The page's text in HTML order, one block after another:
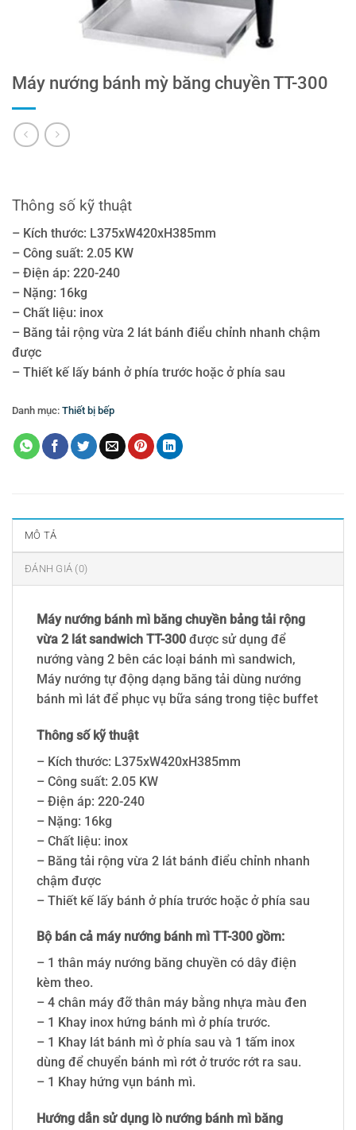
Máy nướng bánh mỳ băng chuyền TT-300
Thông số kỹ thuật
– Kích thước: L375xW420xH385mm
– Công suất: 2.05 KW
– Điện áp: 220-240
– Nặng: 16kg
– Chất liệu: inox
– Băng tải rộng vừa 2 lát bánh điểu chỉnh nhanh chậm
được
– Thiết kế lấy bánh ở phía trước hoặc ở phía sau
Danh mục: Thiết bị bếp
MÔ TẢ
ĐÁNH GIÁ (0)
Máy nướng bánh mì băng chuyền bảng tải rộng
vừa 2 lát sandwich TT-300 được sử dụng để
nướng vàng 2 bên các loại bánh mì sandwich,
Máy nướng tự động dạng băng tải dùng nướng
bánh mì lát để phục vụ bữa sáng trong tiệc buffet
Thông số kỹ thuật
– Kích thước: L375xW420xH385mm
– Công suất: 2.05 KW
– Điện áp: 220-240
– Nặng: 16kg
– Chất liệu: inox
– Băng tải rộng vừa 2 lát bánh điểu chỉnh nhanh
chậm được
– Thiết kế lấy bánh ở phía trước hoặc ở phía sau
Bộ bán cả máy nướng bánh mì TT-300 gồm:
– 1 thân máy nướng băng chuyền có dây điện
kèm theo.
– 4 chân máy đỡ thân máy bằng nhựa màu đen
– 1 Khay inox hứng bánh mì ở phía trước.
– 1 Khay lát bánh mì ở phía sau và 1 tấm inox
dùng để chuyển bánh mì rớt ở trước rớt ra sau.
– 1 Khay hứng vụn bánh mì.
Hướng dẫn sử dụng lò nướng bánh mì băng